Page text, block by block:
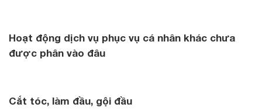
Hoạt động dịch vụ phục vụ cá nhân khác chưa
được phân vào đâu
Cắt tóc, làm đầu, gội đầu